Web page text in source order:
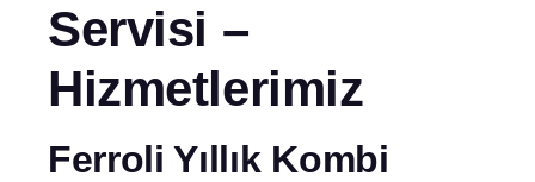
Servisi –
Hizmetlerimiz
Ferroli Yıllık Kombi